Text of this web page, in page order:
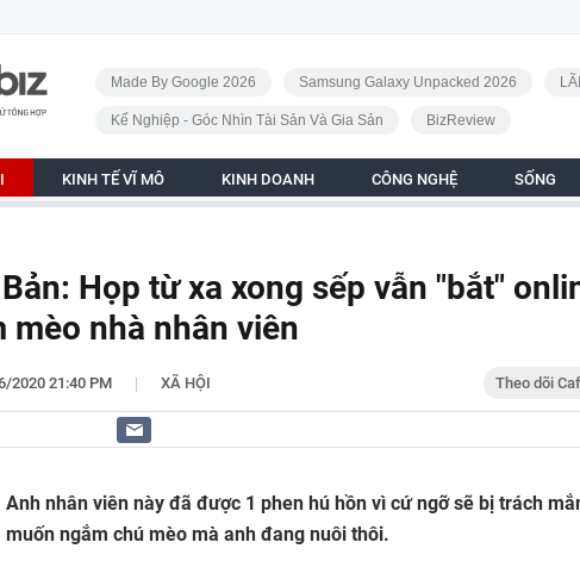
chủ
Made By Google 2026 Samsung Galaxy Unpacked 2026
Kế Nghiệp - Góc Nhìn Tài Sản Và Gia Sản BizReview
KINH TẾ VĨ MÔ KINH DOANH CÔNG NGHỆ SỐNG
Họp từ xa xong sếp vẫn "bắt"
mèo nhà nhân viên
2020 21:40 PM | XÃ HỘI Theo dõi
Anh nhân viên này đã được 1 phen hú hồn vì cứ ngỡ sẽ bị trách
muốn ngắm chú mèo mà anh đang nuôi thôi.